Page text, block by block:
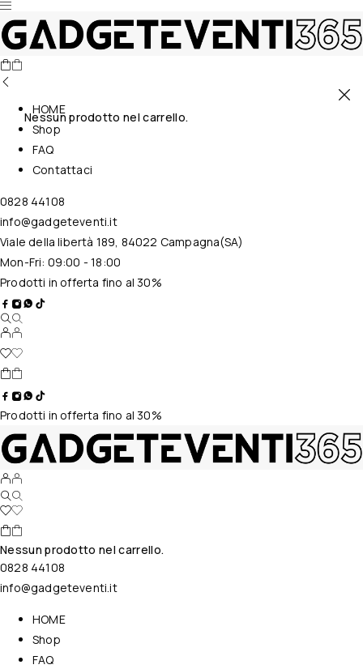
Nessun prodotto nel carrello.
HOME
Shop
FAQ
Contattaci
0828 44108
info@gadgeteventi.it
Viale della libertà 189, 84022 Campagna(SA)
Mon-Fri: 09:00 - 18:00
Prodotti in offerta fino al 30%
Prodotti in offerta fino al 30%
Nessun prodotto nel carrello.
0828 44108
info@gadgeteventi.it
HOME
Shop
FAQ